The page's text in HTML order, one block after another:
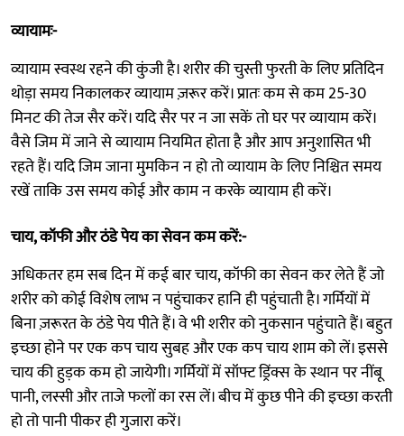
व्यायामः-
व्यायाम स्वस्थ रहने की कुंजी है। शरीर की चुस्ती फुरती के लिए प्रतिदिन
थोड़ा समय निकालकर व्यायाम ज़रूर करें। प्रातः कम से कम 25-30
मिनट की तेज सैर करें। यदि सैर पर न जा सकें तो घर पर व्यायाम करें।
वैसे जिम में जाने से व्यायाम नियमित होता है और आप अनुशासित भी
रहते हैं। यदि जिम जाना मुमकिन न हो तो व्यायाम के लिए निश्चित समय
रखें ताकि उस समय कोई और काम न करके व्यायाम ही करें।
चाय, कॉफी और ठंडे पेय का सेवन कम करें:-
अधिकतर हम सब दिन में कई बार चाय, कॉफी का सेवन कर लेते हैं जो
शरीर को कोई विशेष लाभ न पहुंचाकर हानि ही पहुंचाती है। गर्मियों में
बिना ज़रूरत के ठंडे पेय पीते हैं। वे भी शरीर को नुकसान पहुंचाते हैं। बहुत
इच्छा होने पर एक कप चाय सुबह और एक कप चाय शाम को लें। इससे
चाय की हुड़क कम हो जायेगी। गर्मियों में सॉफ्ट ड्रिंक्स के स्थान पर नींबू
पानी, लस्सी और ताजे फलों का रस लें। बीच में कुछ पीने की इच्छा करती
हो तो पानी पीकर ही गुजारा करें।